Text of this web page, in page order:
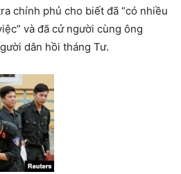
chính phủ cho biết đã “có nhiều
và đã cử người cùng ông
dân hồi tháng Tư.